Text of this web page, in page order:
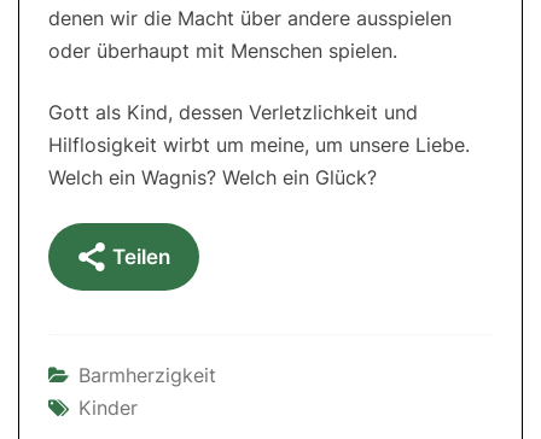
denen wir die Macht über andere ausspielen
oder überhaupt mit Menschen spielen.
Gott als Kind, dessen Verletzlichkeit und
Hilflosigkeit wirbt um meine, um unsere Liebe.
Welch ein Wagnis? Welch ein Glück?
Teilen
Barmherzigkeit
Kinder